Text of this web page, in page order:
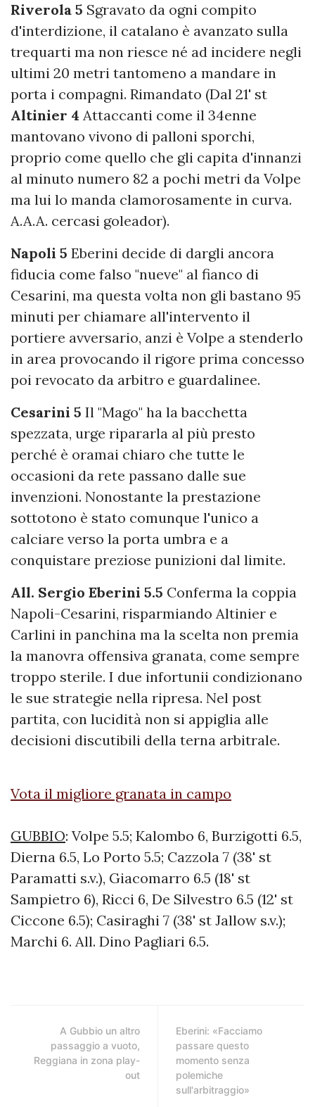
Riverola 5 Sgravato da ogni compito
d'interdizione, il catalano è avanzato sulla
trequarti ma non riesce né ad incidere negli
ultimi 20 metri tantomeno a mandare in
porta i compagni. Rimandato (Dal 21' st
Altinier 4 Attaccanti come il 34enne
mantovano vivono di palloni sporchi,
proprio come quello che gli capita d'innanzi
al minuto numero 82 a pochi metri da Volpe
ma lui lo manda clamorosamente in curva.
A.A.A. cercasi goleador).
Napoli 5 Eberini decide di dargli ancora
fiducia come falso "nueve" al fianco di
Cesarini, ma questa volta non gli bastano 95
minuti per chiamare all'intervento il
portiere avversario, anzi è Volpe a stenderlo
in area provocando il rigore prima concesso
poi revocato da arbitro e guardalinee.
Cesarini 5 Il "Mago" ha la bacchetta
spezzata, urge ripararla al più presto
perché è oramai chiaro che tutte le
occasioni da rete passano dalle sue
invenzioni. Nonostante la prestazione
sottotono è stato comunque l'unico a
calciare verso la porta umbra e a
conquistare preziose punizioni dal limite.
All. Sergio Eberini 5.5 Conferma la coppia
Napoli-Cesarini, risparmiando Altinier e
Carlini in panchina ma la scelta non premia
la manovra offensiva granata, come sempre
troppo sterile. I due infortunii condizionano
le sue strategie nella ripresa. Nel post
partita, con lucidità non si appiglia alle
decisioni discutibili della terna arbitrale.
Vota il migliore granata in campo
GUBBIO: Volpe 5.5; Kalombo 6, Burzigotti 6.5,
Dierna 6.5, Lo Porto 5.5; Cazzola 7 (38' st
Paramatti s.v.), Giacomarro 6.5 (18' st
Sampietro 6), Ricci 6, De Silvestro 6.5 (12' st
Ciccone 6.5); Casiraghi 7 (38' st Jallow s.v.);
Marchi 6. All. Dino Pagliari 6.5.
A Gubbio un altro
passaggio a vuoto,
Reggiana in zona play-
out
Eberini: «Facciamo
passare questo
momento senza
polemiche
sull'arbitraggio»